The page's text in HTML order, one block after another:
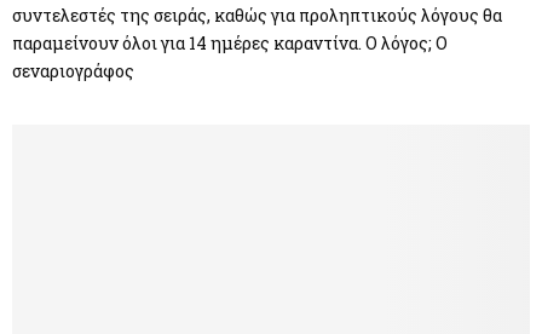
συντελεστές της σειράς, καθώς για προληπτικούς λόγους θα
παραμείνουν όλοι για 14 ημέρες καραντίνα. Ο λόγος; Ο
σεναριογράφος